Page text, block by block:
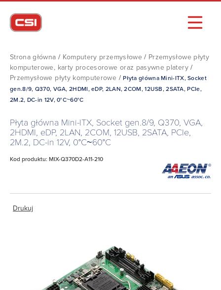
Strona główna / Komputery przemysłowe / Przemysłowe płyty
komputerowe, karty procesorowe oraz pasywne platery/
Przemysłowe płyty komputerowe /Płyta główna Mini-ITX, Socket
gen.8/9, Q370, VGA, 2HDMI, eDP, 2LAN, 2COM, 12USB, 2SATA, PCIe,
2M.2, DC-in 12V, 0°C~60°C
Płyta główna Mini-ITX, Socket gen.8/9, Q370, VGA,
2HDMI, eDP, 2LAN, 2COM, 12USB, 2SATA, PCIe,
2M.2, DC-in 12V, 0°C~60°C
Kod produktu: MIX-Q370D2-A11-210
Drukuj